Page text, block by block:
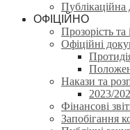
Публікаційна
ОФІЦІЙНО
Прозорість та
Офіційні
Накази та
2023/
Фінансові
Запобігання